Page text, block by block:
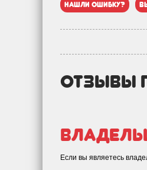
нашли ошибку?
отзывы
Если вы являетесь